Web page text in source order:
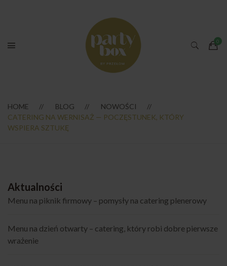
HOME BLOG
NOWOŚCI
CATERING NA WERNISAŻ — POCZĘSTUNEK, KTÓRY
WSPIERA SZTUKĘ
Aktualności
Menu na piknik firmowy – pomysły na catering plenerowy
Menu na dzień otwarty – catering, który robi dobre pierwsze
wrażenie